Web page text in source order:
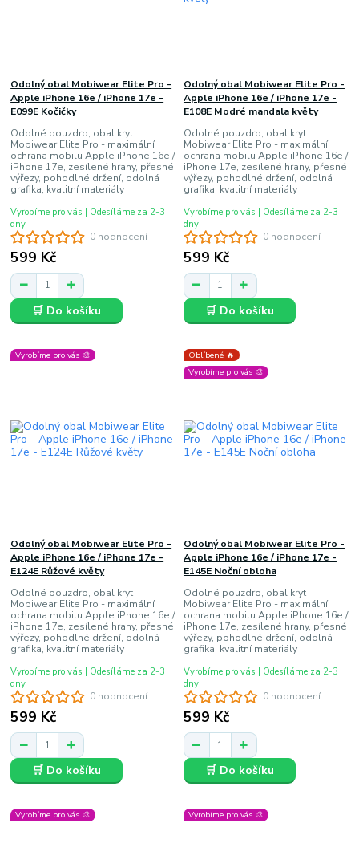
0 hodnocení
Odolný obal Mobiwear Elite Pro -
Apple iPhone 16e / iPhone 17e -
E099E Kočičky
Odolné pouzdro, obal kryt
Mobiwear Elite Pro - maximální
ochrana mobilu Apple iPhone 16e /
iPhone 17e, zesílené hrany, přesné
výřezy, pohodlné držení, odolná
grafika, kvalitní materiály
599 Kč
Vyrobíme pro vás | Odesíláme za 2-3
dny
🛒 Do košíku
0 hodnocení
Odolný obal Mobiwear Elite Pro -
Apple iPhone 16e / iPhone 17e -
E108E Modré mandala květy
Odolné pouzdro, obal kryt
Mobiwear Elite Pro - maximální
ochrana mobilu Apple iPhone 16e /
iPhone 17e, zesílené hrany, přesné
výřezy, pohodlné držení, odolná
grafika, kvalitní materiály
599 Kč
Vyrobíme pro vás | Odesíláme za 2-3
dny
🛒 Do košíku
Vyrobíme pro vás 🎨
0 hodnocení
Odolný obal Mobiwear Elite Pro -
Apple iPhone 16e / iPhone 17e -
E124E Růžové květy
Odolné pouzdro, obal kryt
Mobiwear Elite Pro - maximální
ochrana mobilu Apple iPhone 16e /
iPhone 17e, zesílené hrany, přesné
výřezy, pohodlné držení, odolná
grafika, kvalitní materiály
599 Kč
Vyrobíme pro vás | Odesíláme za 2-3
dny
🛒 Do košíku
Oblíbené 🔥
Vyrobíme pro vás 🎨
0 hodnocení
Odolný obal Mobiwear Elite Pro -
Apple iPhone 16e / iPhone 17e -
E145E Noční obloha
Odolné pouzdro, obal kryt
Mobiwear Elite Pro - maximální
ochrana mobilu Apple iPhone 16e /
iPhone 17e, zesílené hrany, přesné
výřezy, pohodlné držení, odolná
grafika, kvalitní materiály
599 Kč
Vyrobíme pro vás | Odesíláme za 2-3
dny
🛒 Do košíku
Vyrobíme pro vás 🎨 Vyrobíme pro vás 🎨